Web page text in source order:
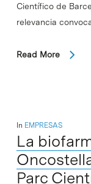
Científico de
relevancia
Read More
In EMPRESAS
La
Parc